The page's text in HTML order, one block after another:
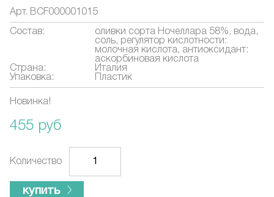
Арт. BCF000001015
Состав:
оливки сорта Ночеллара 58%, вода,
соль, регулятор кислотности:
молочная кислота, антиоксидант:
аскорбиновая кислота
Страна:
Италия
Упаковка:
Пластик
Новинка!
455 руб
Количество
купить